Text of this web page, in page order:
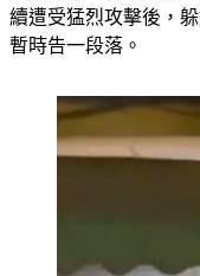
暫時告一段落。